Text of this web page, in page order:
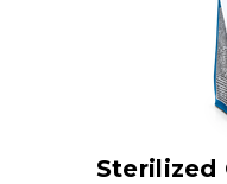
Sterilized